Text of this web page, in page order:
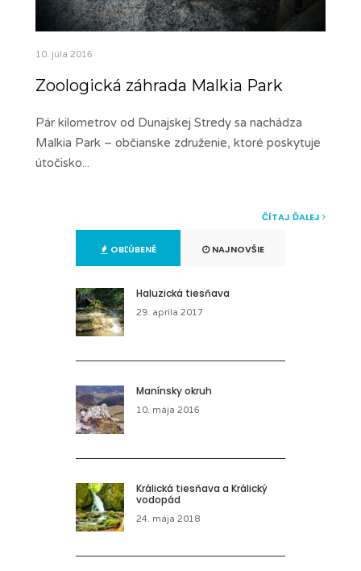
10. júla 2016
Zoologická záhrada Malkia Park
Pár kilometrov od Dunajskej Stredy sa nachádza
Malkia Park – občianske združenie, ktoré poskytuje
útočisko...
ČÍTAJ ĎALEJ
OBĽÚBENÉ NAJNOVŠIE
Haluzická tiesňava
29. apríla 2017
Manínsky okruh
10. mája 2016
Králická tiesňava a Králický
vodopád
24. mája 2018